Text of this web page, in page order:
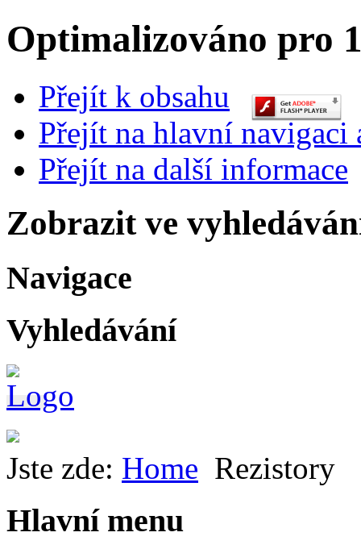
Optimalizováno pro
Přejít k obsahu
Přejít na hlavní navigaci
Přejít na další informace
Zobrazit ve
Navigace
Vyhledávání
Jste zde: Home Rezistory
Hlavní menu